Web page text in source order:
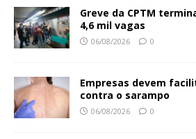
Greve da CPTM
4,6 mil vagas
06/08/2026 0
Empresas devem
contra o sarampo
06/08/2026 0